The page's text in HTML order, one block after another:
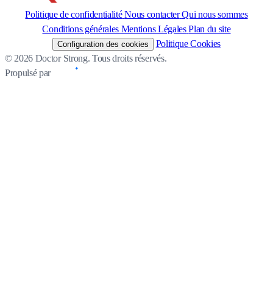
Politique de confidentialité Nous contacter Qui nous sommes
Conditions générales Mentions Légales Plan du site
Configuration des cookies
Politique Cookies
© 2026 Doctor Strong. Tous droits réservés.
Propulsé par